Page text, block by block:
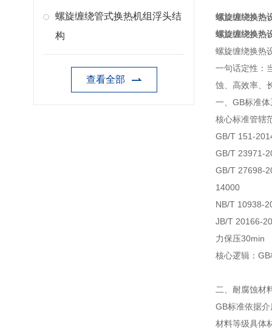
螺旋缠绕管式换热机组浮头结
构
查看全部
螺旋缠绕换热
螺旋缠绕换热
螺旋缠绕换
一句话定性：
蚀、高效率、
一、GB标准
核心标准管辖
GB/T 151-
GB/T 23971-
GB/T 27698-
14000
NB/T 10938-
JB/T 20166-
力保压30min
核心逻辑：
二、耐腐蚀
GB标准依据
材料等级具体